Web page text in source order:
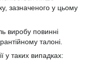
зазначеного у цьому
виробу повинні
талоні.
у таких випадках: